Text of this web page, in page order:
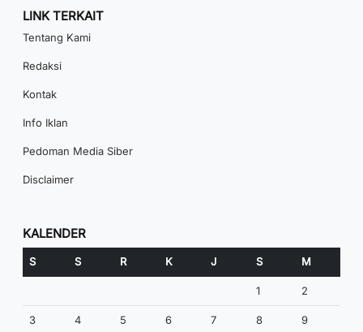
LINK TERKAIT
Tentang Kami
Redaksi
Kontak
Info Iklan
Pedoman Media Siber
Disclaimer
KALENDER
S S R K J S M
1 2
3 4 5 6 7 8 9